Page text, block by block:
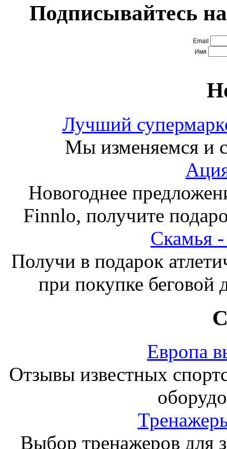
Подписывайтесь
Email
Имя
Лучший
Мы изменяемся и
Новогоднее
Finnlo, получите
Получи в подарок
при покупке беговой
Европа
Отзывы известных
Выбор тренажеров для